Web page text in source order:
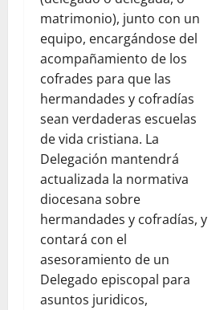
matrimonio), junto con un
equipo, encargándose del
acompañamiento de los
cofrades para que las
hermandades y cofradías
sean verdaderas escuelas
de vida cristiana. La
Delegación mantendrá
actualizada la normativa
diocesana sobre
hermandades y cofradías, y
contará con el
asesoramiento de un
Delegado episcopal para
asuntos juridicos,